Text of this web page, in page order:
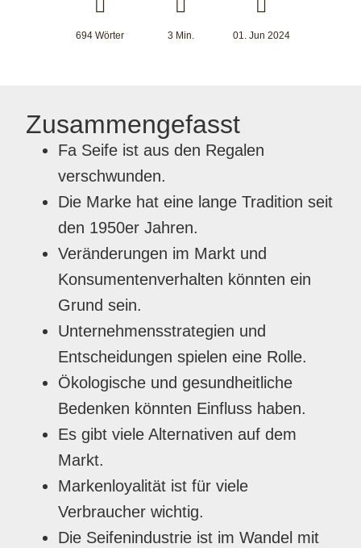
694 Wörter 3 Min. 01. Jun 2024
Zusammengefasst
Fa Seife ist aus den Regalen
verschwunden.
Die Marke hat eine lange Tradition seit
den 1950er Jahren.
Veränderungen im Markt und
Konsumentenverhalten könnten ein
Grund sein.
Unternehmensstrategien und
Entscheidungen spielen eine Rolle.
Ökologische und gesundheitliche
Bedenken könnten Einfluss haben.
Es gibt viele Alternativen auf dem
Markt.
Markenloyalität ist für viele
Verbraucher wichtig.
Die Seifenindustrie ist im Wandel mit